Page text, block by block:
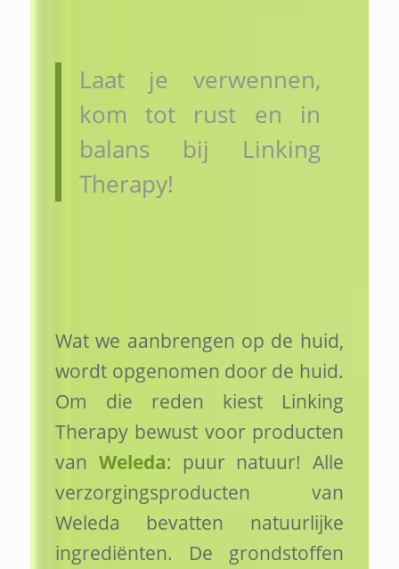
Laat je verwennen,
kom tot rust en in
balans bij Linking
Therapy!
Wat we aanbrengen op de huid,
wordt opgenomen door de huid.
Om die reden kiest Linking
Therapy bewust voor producten
van Weleda: puur natuur! Alle
verzorgingsproducten van
Weleda bevatten natuurlijke
ingrediënten. De grondstoffen